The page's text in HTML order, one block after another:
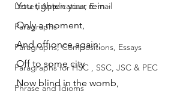
Letter, Application, E-mail
Paragraphs
Paragraphs, Compositions, Essays
Paragraphs for HSC , SSC, JSC & PEC
Phrase and Idioms
You tighten your rein -
Only a moment,
And off once again;
Off to some city
Now blind in the womb,